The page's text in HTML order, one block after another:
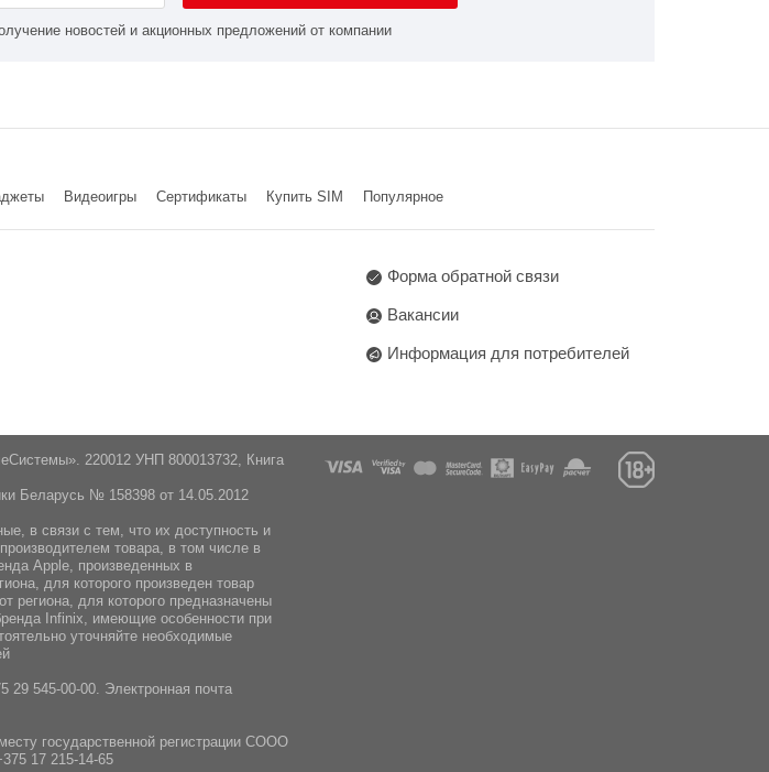
новостей и акционных предложений от компании
Видеоигры Cертификаты Купить SIM Популярное
Форма обратной связи
Вакансии
Информация для потребителей
220012 УНП 800013732, Книга
Беларусь № 158398 от 14.05.2012
в связи с тем, что их доступность и
товара, в том числе в
Apple, произведенных в
для которого произведен товар
региона, для которого предназначены
Infiniх, имеющие особенности при
уточняйте необходимые
29 545-00-00. Электронная почта
государственной регистрации СООО
17 215-14-65